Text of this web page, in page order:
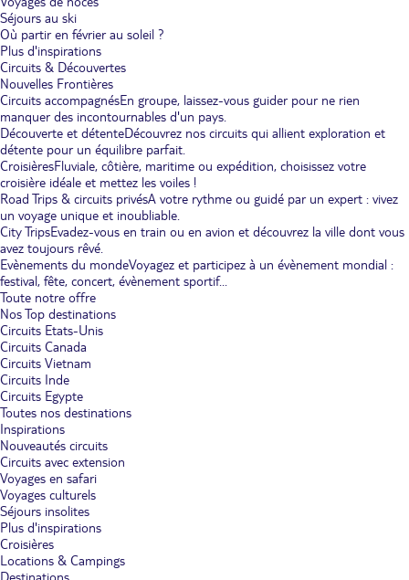
Séjours au ski
Où partir en février au soleil ?
Plus d'inspirations
Circuits & Découvertes
Nouvelles Frontières
Circuits accompagnésEn groupe, laissez-vous guider pour ne rien
manquer des incontournables d'un pays.
Découverte et détenteDécouvrez nos circuits qui allient exploration et
détente pour un équilibre parfait.
CroisièresFluviale, côtière, maritime ou expédition, choisissez votre
croisière idéale et mettez les voiles !
Road Trips & circuits privésA votre rythme ou guidé par un expert : vivez
un voyage unique et inoubliable.
City TripsEvadez-vous en train ou en avion et découvrez la ville dont vous
avez toujours rêvé.
Evènements du mondeVoyagez et participez à un évènement mondial :
festival, fête, concert, évènement sportif...
Toute notre offre
Nos Top destinations
Circuits Etats-Unis
Circuits Canada
Circuits Vietnam
Circuits Inde
Circuits Egypte
Toutes nos destinations
Inspirations
Nouveautés circuits
Circuits avec extension
Voyages en safari
Voyages culturels
Séjours insolites
Plus d'inspirations
Croisières
Locations & Campings